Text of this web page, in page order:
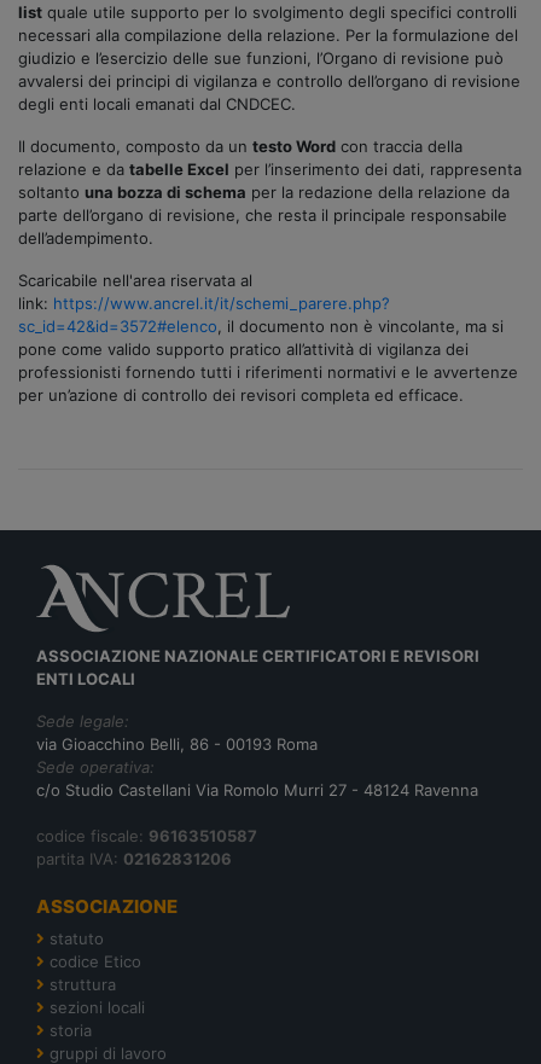
list quale utile supporto per lo svolgimento degli specifici controlli
necessari alla compilazione della relazione. Per la formulazione del
giudizio e l’esercizio delle sue funzioni, l’Organo di revisione può
avvalersi dei principi di vigilanza e controllo dell’organo di revisione
degli enti locali emanati dal CNDCEC.
Il documento, composto da un testo Word con traccia della
relazione e da tabelle Excel per l’inserimento dei dati, rappresenta
soltanto una bozza di schema per la redazione della relazione da
parte dell’organo di revisione, che resta il principale responsabile
dell’adempimento.
Scaricabile nell'area riservata al
link: https://www.ancrel.it/it/schemi_parere.php?
sc_id=42&id=3572#elenco , il documento non è vincolante, ma si
pone come valido supporto pratico all’attività di vigilanza dei
professionisti fornendo tutti i riferimenti normativi e le avvertenze
per un’azione di controllo dei revisori completa ed efficace.
ASSOCIAZIONE NAZIONALE CERTIFICATORI E REVISORI
ENTI LOCALI
Sede legale:
via Gioacchino Belli, 86 - 00193 Roma
Sede operativa:
c/o Studio Castellani Via Romolo Murri 27 - 48124 Ravenna
codice fiscale: 96163510587
partita IVA: 02162831206
ASSOCIAZIONE
statuto
codice Etico
struttura
sezioni locali
storia
gruppi di lavoro